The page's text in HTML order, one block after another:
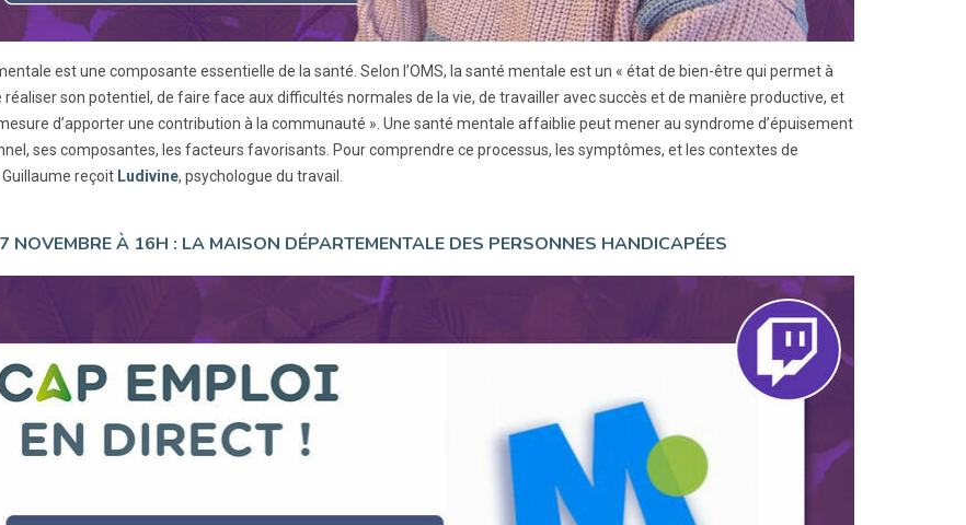
est une composante essentielle de la santé. Selon l’OMS, la santé mentale est un « état de bien-être qui permet à
réaliser son potentiel, de faire face aux difficultés normales de la vie, de travailler avec succès et de manière productive, et
d’apporter une contribution à la communauté ». Une santé mentale affaiblie peut mener au syndrome d’épuisement
ses composantes, les facteurs favorisants. Pour comprendre ce processus, les symptômes, et les contextes de
reçoit Ludivine, psychologue du travail.
NOVEMBRE À 16H : LA MAISON DÉPARTEMENTALE DES PERSONNES HANDICAPÉES